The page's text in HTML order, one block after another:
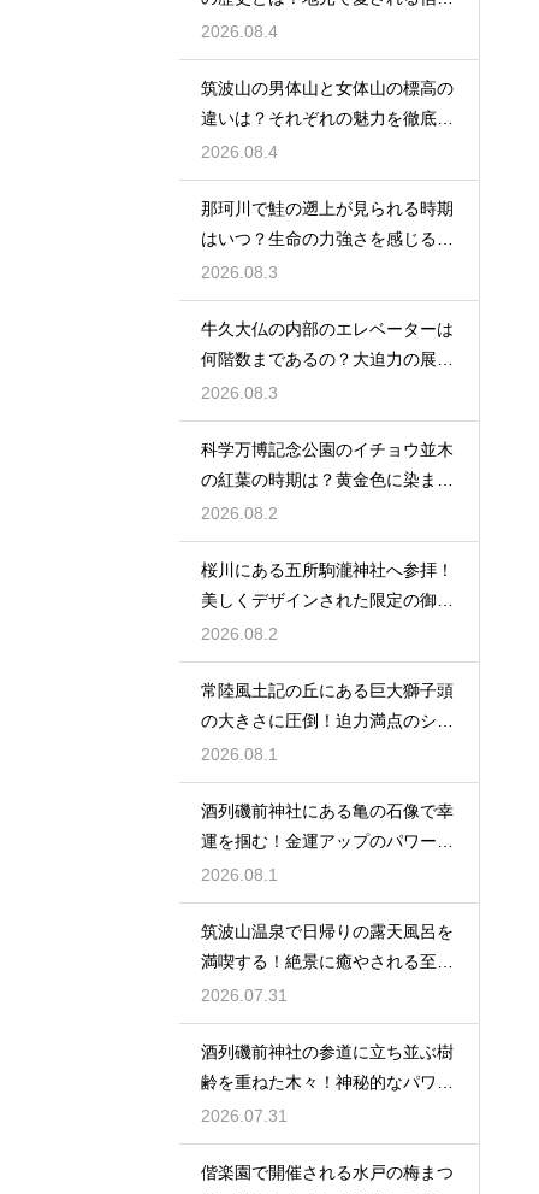
の拠点
2026.08.4
筑波山の男体山と女体山の標高の
違いは？それぞれの魅力を徹底解
説する
2026.08.4
那珂川で鮭の遡上が見られる時期
はいつ？生命の力強さを感じる秋
の風物詩
2026.08.3
牛久大仏の内部のエレベーターは
何階数まであるの？大迫力の展望
を満喫
2026.08.3
科学万博記念公園のイチョウ並木
の紅葉の時期は？黄金色に染まる
秋の絶景
2026.08.2
桜川にある五所駒瀧神社へ参拝！
美しくデザインされた限定の御朱
印の魅力
2026.08.2
常陸風土記の丘にある巨大獅子頭
の大きさに圧倒！迫力満点のシン
ボル
2026.08.1
酒列磯前神社にある亀の石像で幸
運を掴む！金運アップのパワース
ポット
2026.08.1
筑波山温泉で日帰りの露天風呂を
満喫する！絶景に癒やされる至福
の時間
2026.07.31
酒列磯前神社の参道に立ち並ぶ樹
齢を重ねた木々！神秘的なパワー
を満喫
2026.07.31
偕楽園で開催される水戸の梅まつ